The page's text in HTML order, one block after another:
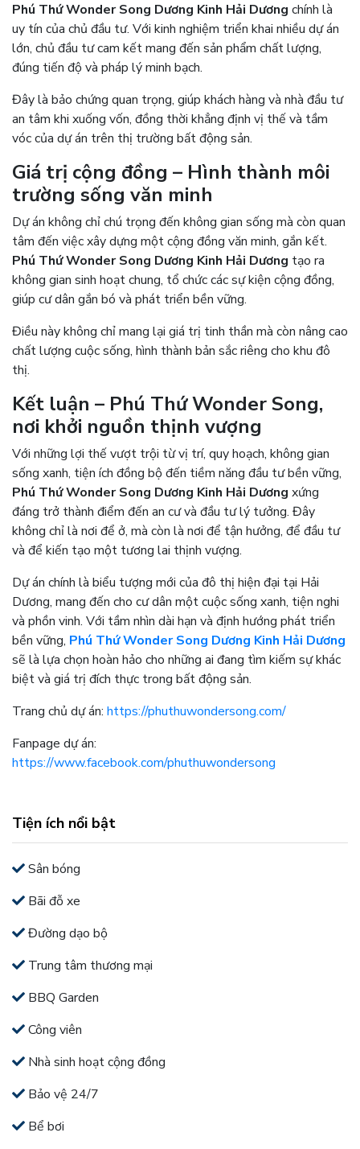
Phú Thứ Wonder Song Dương Kinh Hải Dương chính là
uy tín của chủ đầu tư. Với kinh nghiệm triển khai nhiều dự án
lớn, chủ đầu tư cam kết mang đến sản phẩm chất lượng,
đúng tiến độ và pháp lý minh bạch.
Đây là bảo chứng quan trọng, giúp khách hàng và nhà đầu tư
an tâm khi xuống vốn, đồng thời khẳng định vị thế và tầm
vóc của dự án trên thị trường bất động sản.
Giá trị cộng đồng – Hình thành môi
trường sống văn minh
Dự án không chỉ chú trọng đến không gian sống mà còn quan
tâm đến việc xây dựng một cộng đồng văn minh, gắn kết.
Phú Thứ Wonder Song Dương Kinh Hải Dương tạo ra
không gian sinh hoạt chung, tổ chức các sự kiện cộng đồng,
giúp cư dân gắn bó và phát triển bền vững.
Điều này không chỉ mang lại giá trị tinh thần mà còn nâng cao
chất lượng cuộc sống, hình thành bản sắc riêng cho khu đô
thị.
Kết luận – Phú Thứ Wonder Song,
nơi khởi nguồn thịnh vượng
Với những lợi thế vượt trội từ vị trí, quy hoạch, không gian
sống xanh, tiện ích đồng bộ đến tiềm năng đầu tư bền vững,
Phú Thứ Wonder Song Dương Kinh Hải Dương xứng
đáng trở thành điểm đến an cư và đầu tư lý tưởng. Đây
không chỉ là nơi để ở, mà còn là nơi để tận hưởng, để đầu tư
và để kiến tạo một tương lai thịnh vượng.
Dự án chính là biểu tượng mới của đô thị hiện đại tại Hải
Dương, mang đến cho cư dân một cuộc sống xanh, tiện nghi
và phồn vinh. Với tầm nhìn dài hạn và định hướng phát triển
bền vững, Phú Thứ Wonder Song Dương Kinh Hải Dương
sẽ là lựa chọn hoàn hảo cho những ai đang tìm kiếm sự khác
biệt và giá trị đích thực trong bất động sản.
Trang chủ dự án: https://phuthuwondersong.com/
Fanpage dự án:
https://www.facebook.com/phuthuwondersong
Tiện ích nổi bật
Sân bóng
Bãi đỗ xe
Đường dạo bộ
Trung tâm thương mại
BBQ Garden
Công viên
Nhà sinh hoạt cộng đồng
Bảo vệ 24/7
Bể bơi